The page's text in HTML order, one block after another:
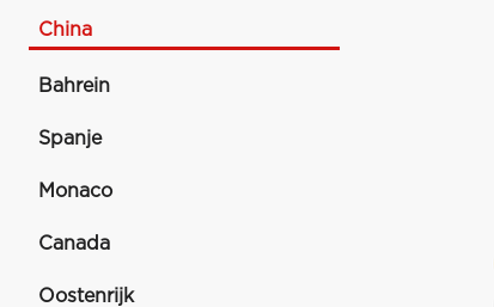
China
Bahrein
Spanje
Monaco
Canada
Oostenrijk